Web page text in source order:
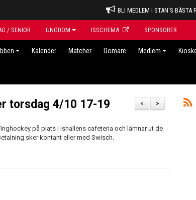
BLI MEDLEM I STAN'S BÄSTA
/ SENIOR UNGDOM ISSCHEMA SPONSORER
Kalender Matcher Domare Medlem
>
<
torsdag 4/10 17-19
på plats i ishallens cafeteria och lämnar ut de
sker kontant eller med Swisch.